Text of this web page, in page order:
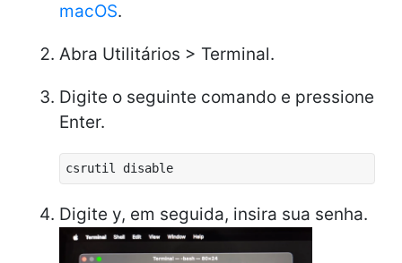
macOS.
Abra Utilitários > Terminal.
Digite o seguinte comando e pressione
Enter.
csrutil disable
Digite y, em seguida, insira sua senha.